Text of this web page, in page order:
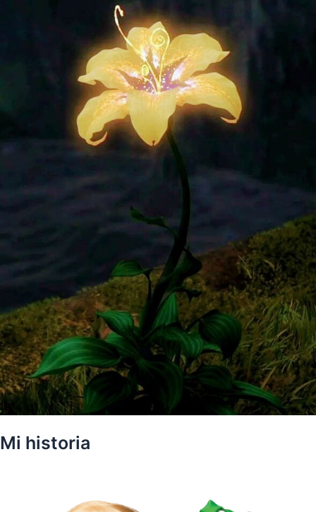
Mi historia